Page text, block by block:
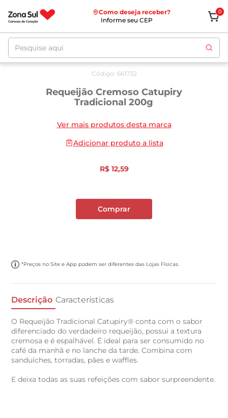
Como deseja receber?
Informe seu CEP
0
Pesquise aqui
Exclusivo Site/App
Código: 661732
Requeijão Cremoso Catupiry
Tradicional 200g
Ver mais produtos desta marca
Adicionar produto a lista
R$ 12,59
Comprar
*Preços no Site e App podem ser diferentes das Lojas Físicas.
Descrição Características
O Requeijão Tradicional Catupiry® conta com o sabor
diferenciado do verdadeiro requeijão, possui a textura
cremosa e é espalhável. É ideal para ser consumido no
café da manhã e no lanche da tarde. Combina com
sanduíches, torradas, pães e waffles.
E deixa todas as suas refeições com sabor surpreendente.